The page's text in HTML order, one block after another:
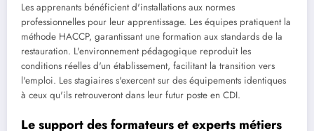
Les apprenants bénéficient d'installations aux normes
professionnelles pour leur apprentissage. Les équipes pratiquent la
méthode HACCP, garantissant une formation aux standards de la
restauration. L'environnement pédagogique reproduit les
conditions réelles d'un établissement, facilitant la transition vers
l'emploi. Les stagiaires s'exercent sur des équipements identiques
à ceux qu'ils retrouveront dans leur futur poste en CDI.
Le support des formateurs et experts métiers